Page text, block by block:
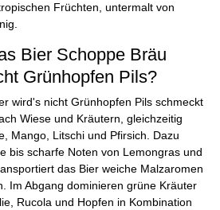
Früchten, untermalt von
Bier Schoppe Bräu
Grünhopfen Pils?
wird's nicht Grünhopfen Pils schmeckt
Wiese und Kräutern, gleichzeitig
Mango, Litschi und Pfirsich. Dazu
bis scharfe Noten von Lemongras und
das Bier weiche Malzaromen
Im Abgang dominieren grüne Kräuter
Rucola und Hopfen in Kombination